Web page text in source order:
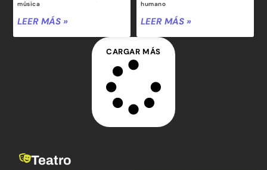
música
LEER MÁS »
humano
LEER MÁS »
CARGAR MÁS
Teatro